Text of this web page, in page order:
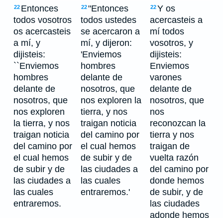
22 Entonces
todos vosotros
os acercasteis
a mí, y
dijisteis:
``Enviemos
hombres
delante de
nosotros, que
nos exploren
la tierra, y nos
traigan noticia
del camino por
el cual hemos
de subir y de
las ciudades a
las cuales
entraremos.
22"Entonces
todos ustedes
se acercaron a
mí, y dijeron:
'Enviemos
hombres
delante de
nosotros, que
nos exploren la
tierra, y nos
traigan noticia
del camino por
el cual hemos
de subir y de
las ciudades a
las cuales
entraremos.'
22Y os
acercasteis a
mí todos
vosotros, y
dijisteis:
Enviemos
varones
delante de
nosotros, que
nos
reconozcan la
tierra y nos
traigan de
vuelta razón
del camino por
donde hemos
de subir, y de
las ciudades
adonde hemos